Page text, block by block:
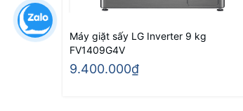
Máy giặt sấy LG Inverter 9 kg
FV1409G4V
9.400.000₫